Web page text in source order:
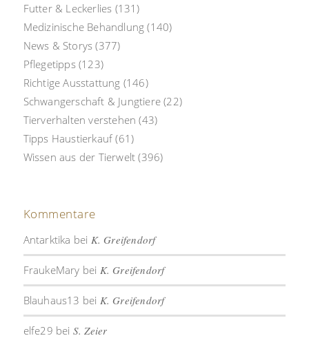
Futter & Leckerlies (131)
Medizinische Behandlung (140)
News & Storys (377)
Pflegetipps(123)
Richtige Ausstattung (146)
Schwangerschaft & Jungtiere (22)
Tierverhalten verstehen (43)
Tipps Haustierkauf (61)
Wissen aus der Tierwelt (396)
Kommentare
Antarktika bei K. Greifendorf
FraukeMary bei K. Greifendorf
Blauhaus13 bei K. Greifendorf
elfe29 bei S. Zeier